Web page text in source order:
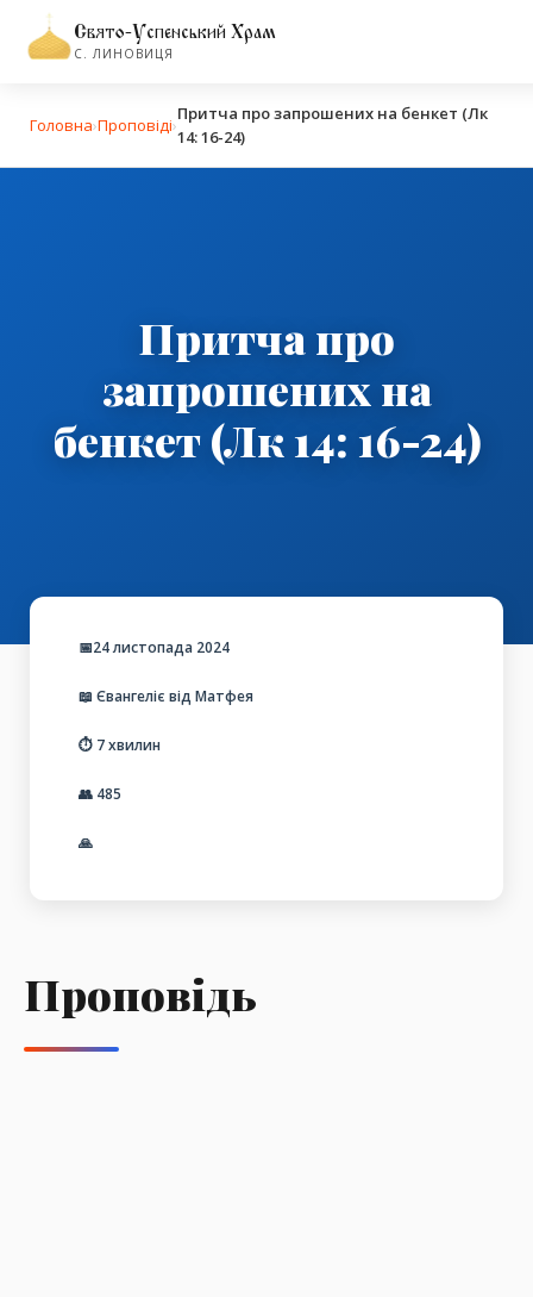
Свято-Успенський Храм
С. ЛИНОВИЦЯ
Головна›Проповіді›
Притча про запрошених на бенкет (Лк
14: 16-24)
Притча про
запрошених на
бенкет (Лк 14: 16-24)
📅24 листопада 2024
📖 Євангеліє від Матфея
⏱️ 7 хвилин
👥 485
🙏
Проповідь